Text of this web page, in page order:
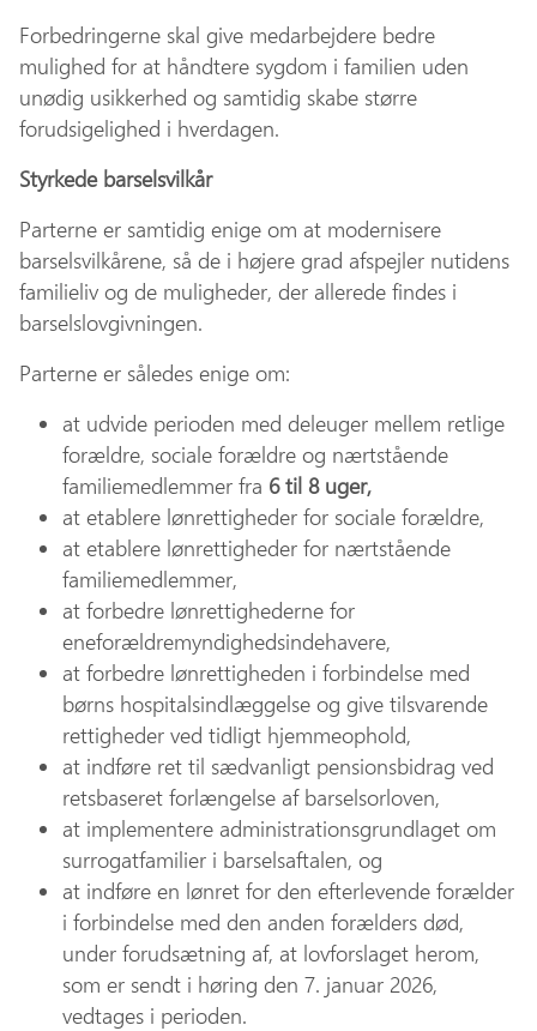
Forbedringerne skal give medarbejdere bedre
mulighed for at håndtere sygdom i familien uden
unødig usikkerhed og samtidig skabe større
forudsigelighed i hverdagen.
Styrkede barselsvilkår
Parterne er samtidig enige om at modernisere
barselsvilkårene, så de i højere grad afspejler nutidens
familieliv og de muligheder, der allerede findes i
barselslovgivningen.
Parterne er således enige om:
at udvide perioden med deleuger mellem retlige
forældre, sociale forældre og nærtstående
familiemedlemmer fra 6 til 8 uger,
at etablere lønrettigheder for sociale forældre,
at etablere lønrettigheder for nærtstående
familiemedlemmer,
at forbedre lønrettighederne for
eneforældremyndighedsindehavere,
at forbedre lønrettigheden i forbindelse med
børns hospitalsindlæggelse og give tilsvarende
rettigheder ved tidligt hjemmeophold,
at indføre ret til sædvanligt pensionsbidrag ved
retsbaseret forlængelse af barselsorloven,
at implementere administrationsgrundlaget om
surrogatfamilier i barselsaftalen, og
at indføre en lønret for den efterlevende forælder
i forbindelse med den anden forælders død,
under forudsætning af, at lovforslaget herom,
som er sendt i høring den 7. januar 2026,
vedtages i perioden.